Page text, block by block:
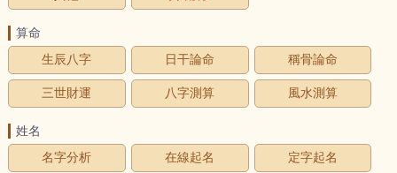
算命
生辰八字
日干論命 稱骨論命
三世財運 八字測算 風水測算
姓名
名字分析
在線起名 定字起名